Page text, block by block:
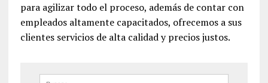
para agilizar todo el proceso, además de contar con
empleados altamente capacitados, ofrecemos a sus
clientes servicios de alta calidad y precios justos.